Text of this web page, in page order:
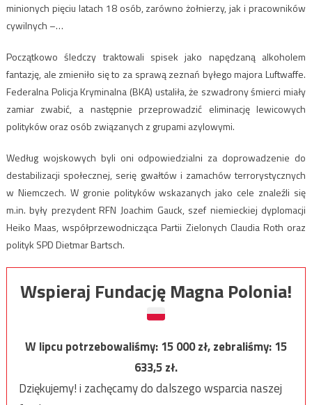
minionych pięciu latach 18 osób, zarówno żołnierzy, jak i pracowników
cywilnych –…
Początkowo śledczy traktowali spisek jako napędzaną alkoholem
fantazję, ale zmieniło się to za sprawą zeznań byłego majora Luftwaffe.
Federalna Policja Kryminalna (BKA) ustaliła, że szwadrony śmierci miały
zamiar zwabić, a następnie przeprowadzić eliminację lewicowych
polityków oraz osób związanych z grupami azylowymi.
Według wojskowych byli oni odpowiedzialni za doprowadzenie do
destabilizacji społecznej, serię gwałtów i zamachów terrorystycznych
w Niemczech. W gronie polityków wskazanych jako cele znaleźli się
m.in. były prezydent RFN Joachim Gauck, szef niemieckiej dyplomacji
Heiko Maas, współprzewodnicząca Partii Zielonych Claudia Roth oraz
polityk SPD Dietmar Bartsch.
Wspieraj Fundację Magna Polonia!
W lipcu potrzebowaliśmy:15 000zł, zebraliśmy:15
633,5zł.
Dziękujemy! i zachęcamy do dalszego wsparcia naszej